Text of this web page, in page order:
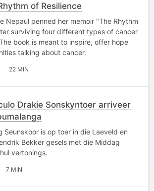
of Resilience
Nepaul penned her memoir "The Rhythm
surviving four different types of cancer
book is meant to inspire, offer hope
talking about cancer.
22 MIN
Drakie Sonskyntoer arriveer
Seunskoor is op toer in die Laeveld en
Bekker gesels met die Middag
vertonings.
7 MIN